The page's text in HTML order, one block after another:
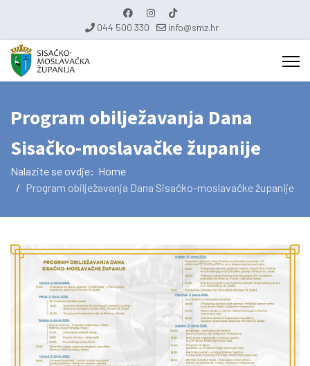
044 500 330 info@smz.hr
Program obilježavanja Dana
Sisačko-moslavačke županije
Nalazite se ovdje: Home
Program obilježavanja Dana Sisačko-moslavačke županije